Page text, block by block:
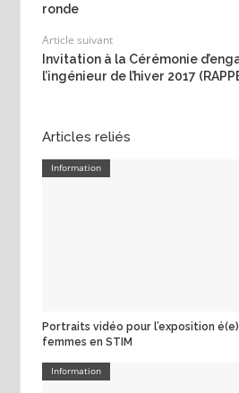
ronde
Article suivant
Invitation à la Cérémonie
l’ingénieur de l’hiver 2017
Articles reliés
Information
Portraits vidéo pour l’exposition
femmes en STIM
Information